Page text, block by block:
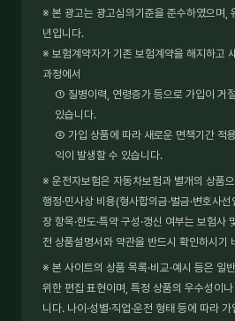
※ 본 광고는 광고심의기준을 준수하였으며,
년입니다.
※ 보험계약자가 기존 보험계약을 해지하고
과정에서
① 질병이력, 연령증가 등으로 가입이 거
있습니다.
② 가입 상품에 따라 새로운 면책기간 적
익이 발생할 수 있습니다.
※ 운전자보험은 자동차보험과 별개의 상품
행정·민사상 비용(형사합의금·벌금·변호사
장 항목·한도·특약 구성·갱신 여부는 보험사
전 상품설명서와 약관을 반드시 확인하시기
※ 본 사이트의 상품 목록·비교·예시 등은 일
위한 편집 표현이며, 특정 상품의 우수성이
니다. 나이·성별·직업·운전 형태 등에 따라